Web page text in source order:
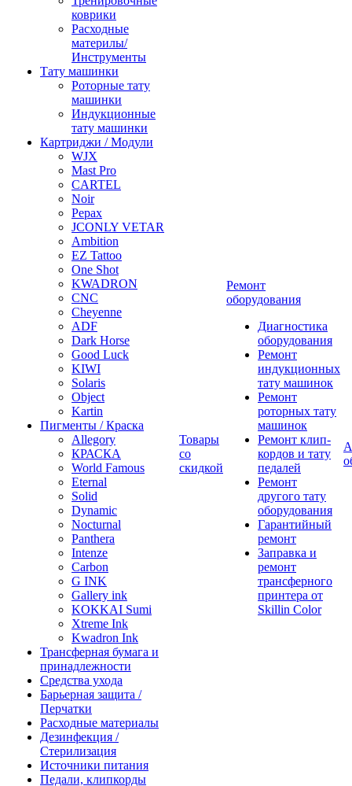
коврики
Расходные
материлы/
Инструменты
Тату машинки
Роторные тату
машинки
Индукционные
тату машинки
Картриджи / Модули
WJX
Mast Pro
CARTEL
Noir
Pepax
JCONLY VETAR
Ambition
EZ Tattoo
One Shot
KWADRON
CNC
Cheyenne
ADF
Dark Horse
Good Luck
KIWI
Solaris
Object
Kartin
Пигменты / Краска
Allegory
КРАСКА
World Famous
Eternal
Solid
Dynamic
Nocturnal
Panthera
Intenze
Carbon
G INK
Gallery ink
KOKKAI Sumi
Xtreme Ink
Kwadron Ink
Трансферная бумага и
принадлежности
Средства ухода
Барьерная защита /
Перчатки
Расходные материалы
Дезинфекция /
Стерилизация
Источники питания
Педали, клипкорды
Товары
со
скидкой
Ремонт
оборудования
Диагностика
оборудования
Ремонт
индукционных
тату машинок
Ремонт
роторных тату
машинок
Ремонт клип-
кордов и тату
педалей
Ремонт
другого тату
оборудования
Гарантийный
ремонт
Заправка и
ремонт
трансферного
принтера от
Skillin Color